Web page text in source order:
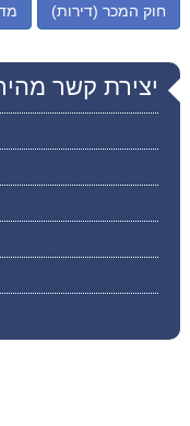
חוק המכר (דירות)
יצירת קשר